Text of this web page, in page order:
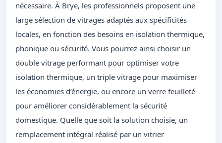
nécessaire. À Brye, les professionnels proposent une
large sélection de vitrages adaptés aux spécificités
locales, en fonction des besoins en isolation thermique,
phonique ou sécurité. Vous pourrez ainsi choisir un
double vitrage performant pour optimiser votre
isolation thermique, un triple vitrage pour maximiser
les économies d’énergie, ou encore un verre feuilleté
pour améliorer considérablement la sécurité
domestique. Quelle que soit la solution choisie, un
remplacement intégral réalisé par un vitrier